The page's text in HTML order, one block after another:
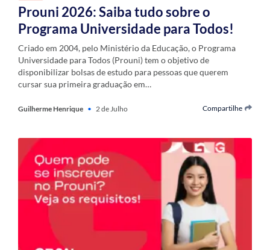
Prouni 2026: Saiba tudo sobre o
Programa Universidade para Todos!
Criado em 2004, pelo Ministério da Educação, o Programa
Universidade para Todos (Prouni) tem o objetivo de
disponibilizar bolsas de estudo para pessoas que querem
cursar sua primeira graduação em…
Guilherme Henrique • 2 de Julho Compartilhe